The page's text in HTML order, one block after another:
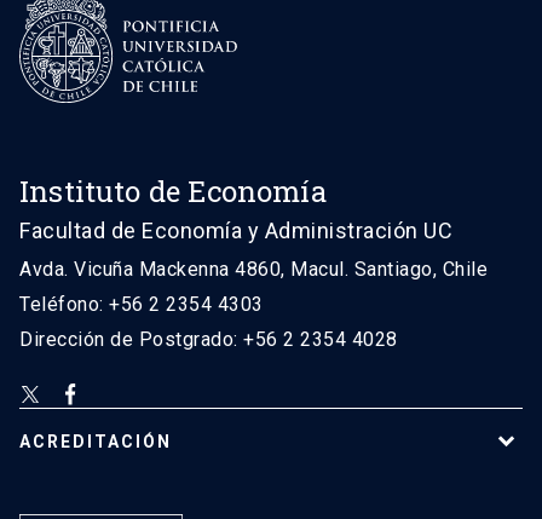
Instituto de Economía
Facultad de Economía y Administración UC
Avda. Vicuña Mackenna 4860, Macul. Santiago, Chile
Teléfono: +56 2 2354 4303
Dirección de Postgrado: +56 2 2354 4028
ACREDITACIÓN